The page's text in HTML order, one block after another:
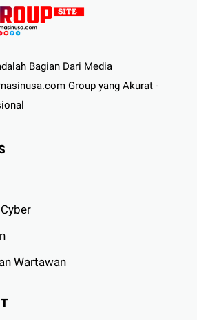
Bagian Dari Media
Group yang Akurat -
Wartawan